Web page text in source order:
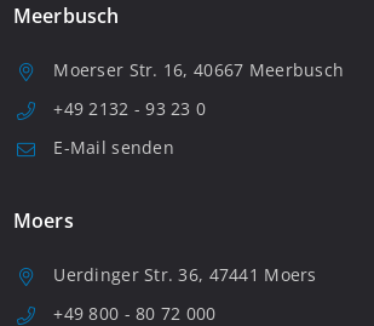
Meerbusch
Moerser Str. 16, 40667 Meerbusch
+49 2132 - 93 23 0
E-Mail senden
Moers
Uerdinger Str. 36, 47441 Moers
+49 800 - 80 72 000